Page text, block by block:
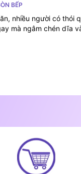
BẾP
nhiều người có thói
mà ngâm chén dĩa